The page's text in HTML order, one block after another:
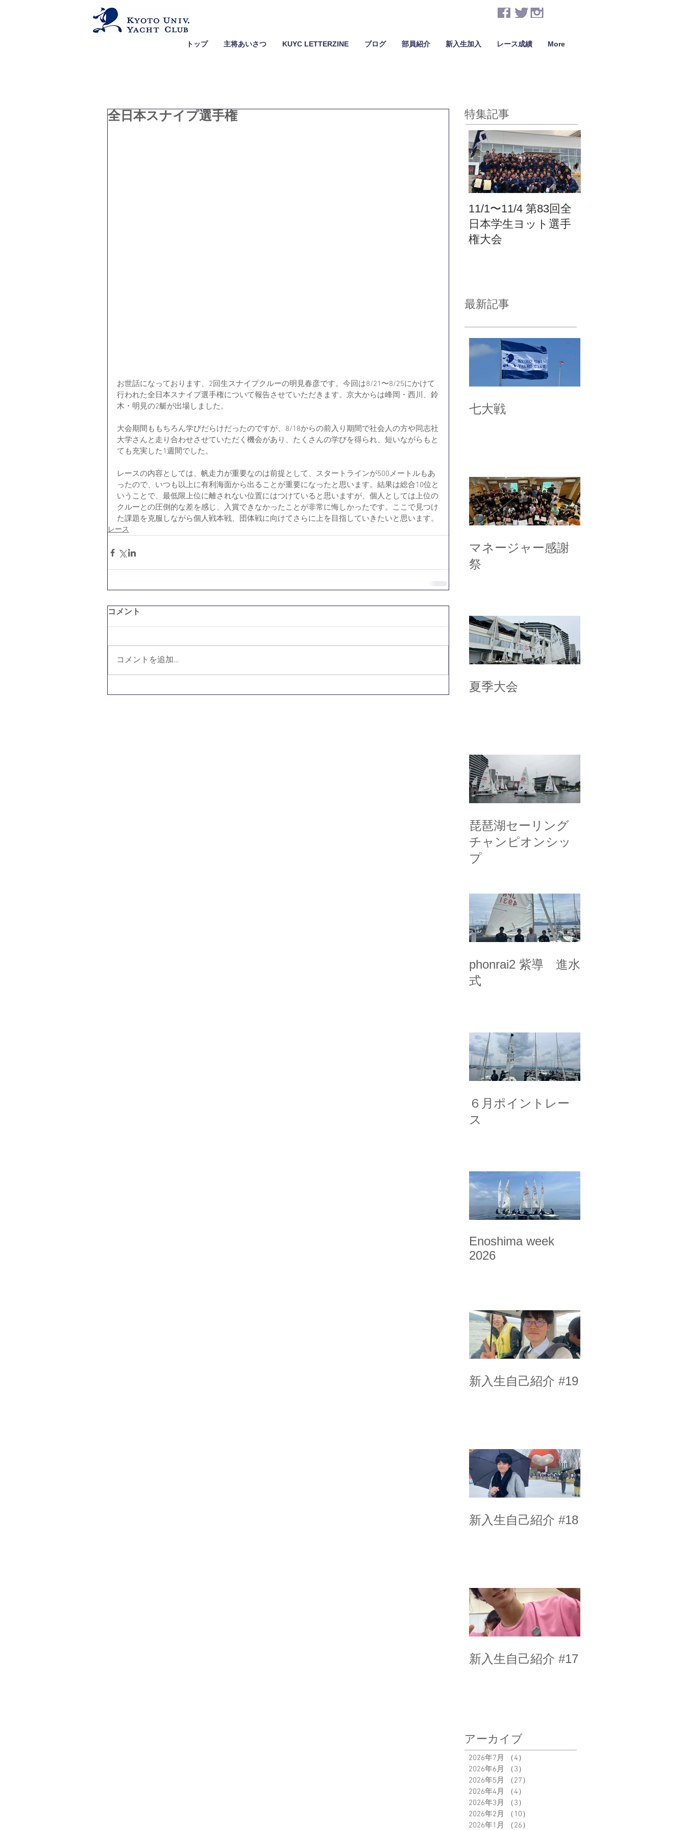
トップ 主将あいさつ KUYC LETTERZINE ブログ 部員紹介 新入生加入 レース成績 More
全日本スナイプ選手権
お世話になっております、2回生スナイプクルーの明見春彦です。今回は8/21〜8/25にかけて
行われた全日本スナイプ選手権について報告させていただきます。京大からは峰岡・西川、鈴
木・明見の2艇が出場しました。
大会期間ももちろん学びだらけだったのですが、8/18からの前入り期間で社会人の方や同志社
大学さんと走り合わせさせていただく機会があり、たくさんの学びを得られ、短いながらもと
ても充実した1週間でした。
レースの内容としては、帆走力が重要なのは前提として、スタートラインが500メートルもあ
ったので、いつも以上に有利海面から出ることが重要になったと思います。結果は総合10位と
いうことで、最低限上位に離されない位置にはつけていると思いますが、個人としては上位の
クルーとの圧倒的な差を感じ、入賞できなかったことが非常に悔しかったです。ここで見つけ
た課題を克服しながら個人戦本戦、団体戦に向けてさらに上を目指していきたいと思います。
レース
コメント
コメントを追加…
特集記事
11/1〜11/4 第83回全
日本学生ヨット選手
権大会
最新記事
七大戦
マネージャー感謝
祭
夏季大会
琵琶湖セーリング
チャンピオンシッ
プ
phonrai2 紫導 進水
式
６月ポイントレー
ス
Enoshima week
2026
新入生自己紹介 #19
新入生自己紹介 #18
新入生自己紹介 #17
アーカイブ
2026年7月 （4）
2026年6月
（3）
2026年5月
（27）
2026年4月
（4）
2026年3月
（3）
2026年2月
（10）
2026年1月
（26）